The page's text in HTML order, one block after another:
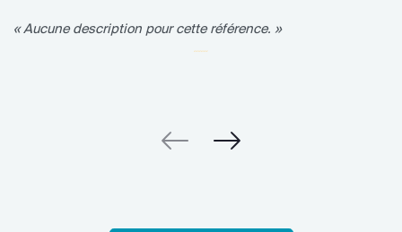
« Aucune description pour cette référence. »